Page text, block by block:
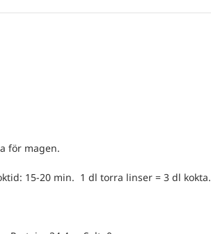
för magen.
15-20 min. 1 dl torra linser = 3 dl kokta.